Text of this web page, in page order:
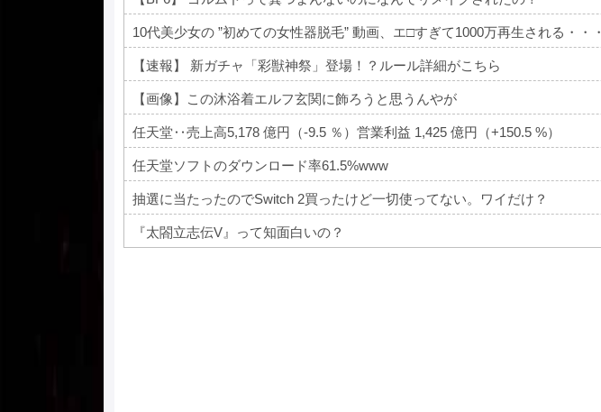
10代美少女の ”初めての女性器脱毛” 動画、エ□すぎて1000万再生される・・・
【速報】 新ガチャ「彩獣神祭」登場！？ルール詳細がこちら
【画像】この沐浴着エルフ玄関に飾ろうと思うんやが
任天堂‥売上高5,178 億円（-9.5 ％）営業利益 1,425 億円（+150.5 %）
任天堂ソフトのダウンロード率61.5%www
抽選に当たったのでSwitch 2買ったけど一切使ってない。ワイだけ？
『太閤立志伝V』って知面白いの？